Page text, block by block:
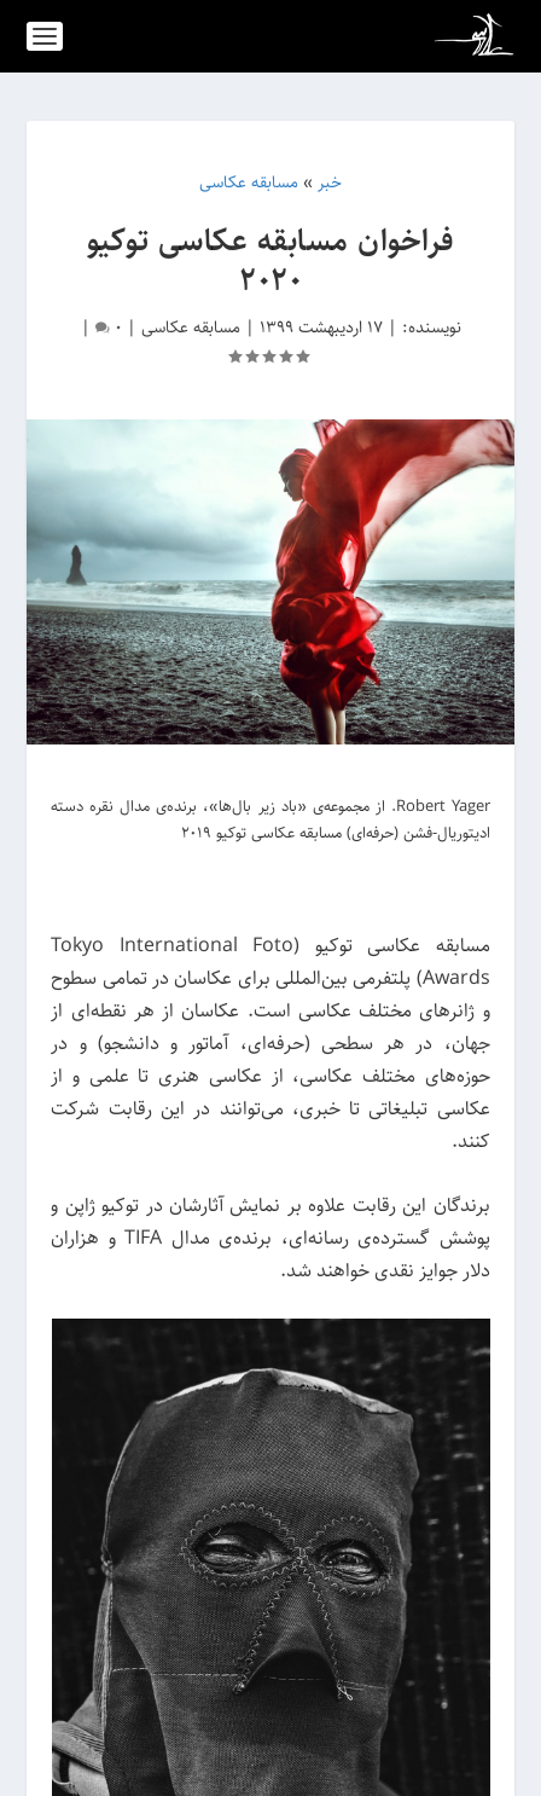
خبر » مسابقه عکاسی
فراخوان مسابقه عکاسی توکیو
2020
نویسنده: |17 اردیبهشت 1399 | مسابقه عکاسی |
0
|
Robert Yager. از مجموعه‌ی «باد زیر بال‌ها»، برنده‌ی مدال نقره دسته
ادیتوریال-فشن (حرفه‌ای) مسابقه عکاسی توکیو 2019
مسابقه عکاسی توکیو (Tokyo International Foto
Awards) پلتفرمی بین‌المللی برای عکاسان در تمامی سطوح
و ژانرهای مختلف عکاسی است. عکاسان از هر نقطه‌ای از
جهان، در هر سطحی (حرفه‌ای، آماتور و دانشجو) و در
حوزه‌های مختلف عکاسی، از عکاسی هنری تا علمی و از
عکاسی تبلیغاتی تا خبری، می‌توانند در این رقابت شرکت
کنند.
برندگان این رقابت علاوه بر نمایش آثارشان در توکیو ژاپن و
پوشش گسترده‌ی رسانه‌ای، برنده‌ی مدال TIFA و هزاران
دلار جوایز نقدی خواهند شد.